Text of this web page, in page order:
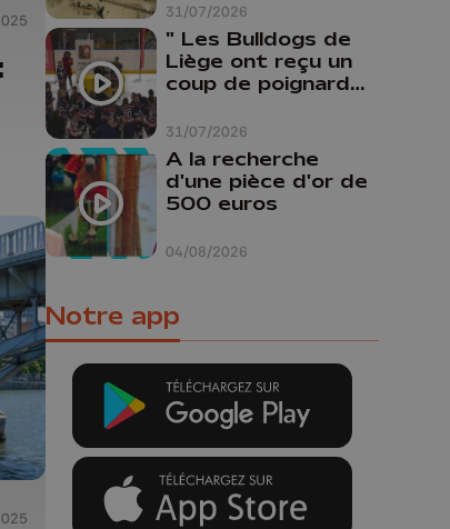
31/07/2026
31/07/2026
" Les Bulldogs de
Liège ont reçu un
coup de poignard
04/08/2026
A la recherche
d'une pièce d'or de
500 euros
Notre app